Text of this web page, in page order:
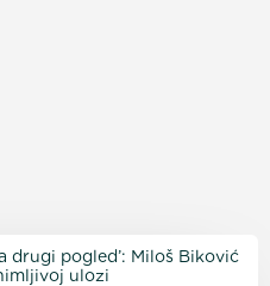
drugi pogled’: Miloš Biković
ulozi